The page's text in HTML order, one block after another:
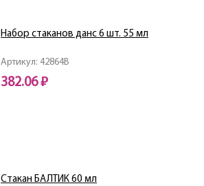
Артикул: 42864B
Набор стаканов данс 6 шт. 55 мл
382.06 ₽
Стакан БАЛТИК 60 мл